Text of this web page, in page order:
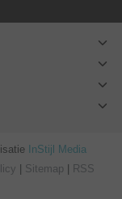
InStijl Media
| Sitemap | RSS